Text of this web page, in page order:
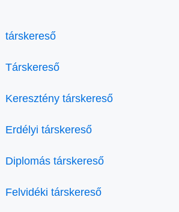
társkereső
Társkereső
Keresztény társkereső
Erdélyi társkereső
Diplomás társkereső
Felvidéki társkereső